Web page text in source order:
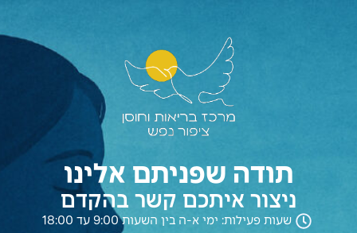
תודה שפניתם אלינו
ניצור איתכם קשר בהקדם
שעות פעילות: ימי א-ה בין השעות 9:00 עד 18:00